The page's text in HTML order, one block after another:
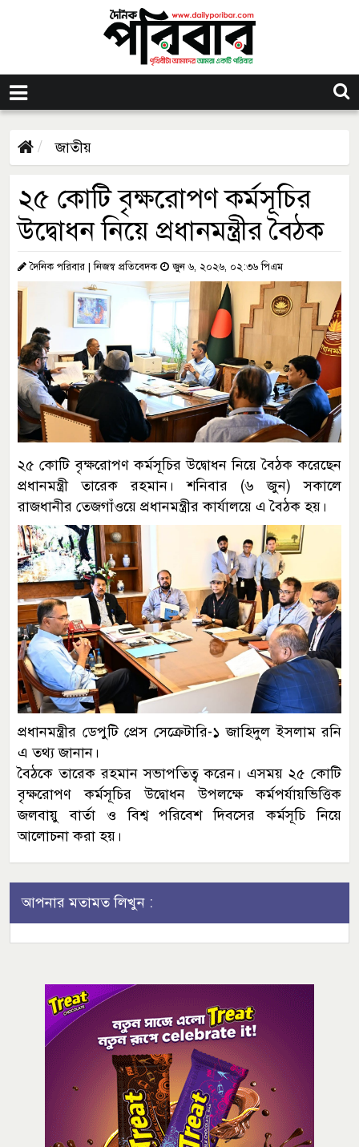
জাতীয়
২৫ কোটি বৃক্ষরোপণ কর্মসূচির
উদ্বোধন নিয়ে প্রধানমন্ত্রীর বৈঠক
দৈনিক পরিবার | নিজস্ব প্রতিবেদক জুন ৬, ২০২৬, ০২:৩৬ পিএম
২৫ কোটি বৃক্ষরোপণ কর্মসূচির উদ্বোধন নিয়ে বৈঠক করেছেন
প্রধানমন্ত্রী তারেক রহমান। শনিবার (৬ জুন) সকালে
রাজধানীর তেজগাঁওয়ে প্রধানমন্ত্রীর কার্যালয়ে এ বৈঠক হয়।
প্রধানমন্ত্রীর ডেপুটি প্রেস সেক্রেটারি-১ জাহিদুল ইসলাম রনি
এ তথ্য জানান।
বৈঠকে তারেক রহমান সভাপতিত্ব করেন। এসময় ২৫ কোটি
বৃক্ষরোপণ কর্মসূচির উদ্বোধন উপলক্ষে কর্মপর্যায়ভিত্তিক
জলবায়ু বার্তা ও বিশ্ব পরিবেশ দিবসের কর্মসূচি নিয়ে
আলোচনা করা হয়।
আপনার মতামত লিখুন :